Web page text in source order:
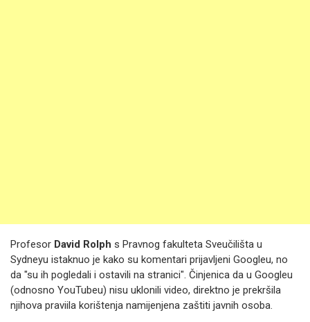
Profesor David Rolph s Pravnog fakulteta Sveučilišta u
Sydneyu istaknuo je kako su komentari prijavljeni Googleu, no
da "su ih pogledali i ostavili na stranici". Činjenica da u Googleu
(odnosno YouTubeu) nisu uklonili video, direktno je prekršila
njihova praviila korištenja namijenjena zaštiti javnih osoba.